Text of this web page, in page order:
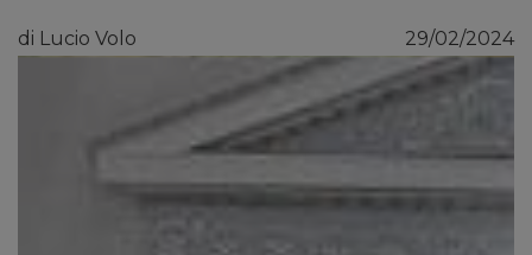
di Lucio Volo 29/02/2024